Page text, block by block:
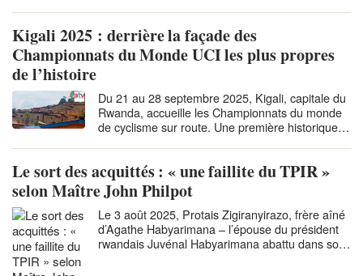
Kigali 2025 : derrière la façade des
Championnats du Monde UCI les plus propres
de l’histoire
Du 21 au 28 septembre 2025, Kigali, capitale du
Rwanda, accueille les Championnats du monde
de cyclisme sur route. Une première historique…
Le sort des acquittés : « une faillite du TPIR »
selon Maître John Philpot
Le 3 août 2025, Protais Zigiranyirazo, frère aîné
d’Agathe Habyarimana – l’épouse du président
rwandais Juvénal Habyarimana abattu dans son